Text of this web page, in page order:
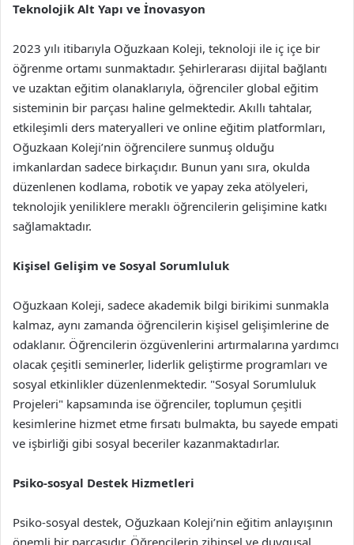
Teknolojik Alt Yapı ve İnovasyon
2023 yılı itibarıyla Oğuzkaan Koleji, teknoloji ile iç içe bir
öğrenme ortamı sunmaktadır. Şehirlerarası dijital bağlantı
ve uzaktan eğitim olanaklarıyla, öğrenciler global eğitim
sisteminin bir parçası haline gelmektedir. Akıllı tahtalar,
etkileşimli ders materyalleri ve online eğitim platformları,
Oğuzkaan Koleji’nin öğrencilere sunmuş olduğu
imkanlardan sadece birkaçıdır. Bunun yanı sıra, okulda
düzenlenen kodlama, robotik ve yapay zeka atölyeleri,
teknolojik yeniliklere meraklı öğrencilerin gelişimine katkı
sağlamaktadır.
Kişisel Gelişim ve Sosyal Sorumluluk
Oğuzkaan Koleji, sadece akademik bilgi birikimi sunmakla
kalmaz, aynı zamanda öğrencilerin kişisel gelişimlerine de
odaklanır. Öğrencilerin özgüvenlerini artırmalarına yardımcı
olacak çeşitli seminerler, liderlik geliştirme programları ve
sosyal etkinlikler düzenlenmektedir. "Sosyal Sorumluluk
Projeleri" kapsamında ise öğrenciler, toplumun çeşitli
kesimlerine hizmet etme fırsatı bulmakta, bu sayede empati
ve işbirliği gibi sosyal beceriler kazanmaktadırlar.
Psiko-sosyal Destek Hizmetleri
Psiko-sosyal destek, Oğuzkaan Koleji’nin eğitim anlayışının
önemli bir parçasıdır. Öğrencilerin zihinsel ve duygusal